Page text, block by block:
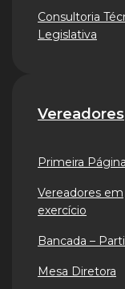
Consultoria
Legislativa
Vereadores
Primeira Página
Vereadores em
exercício
Bancada –
Mesa Diretora